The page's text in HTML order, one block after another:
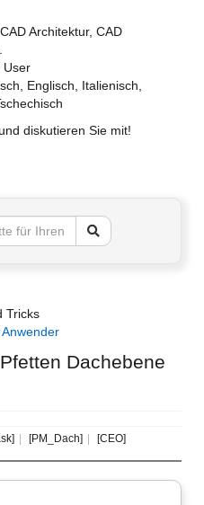
Architektur, CAD
User
Englisch, Italienisch,
diskutieren Sie mit!
Tricks
Dachebene
[PM_Dach] [CEO]